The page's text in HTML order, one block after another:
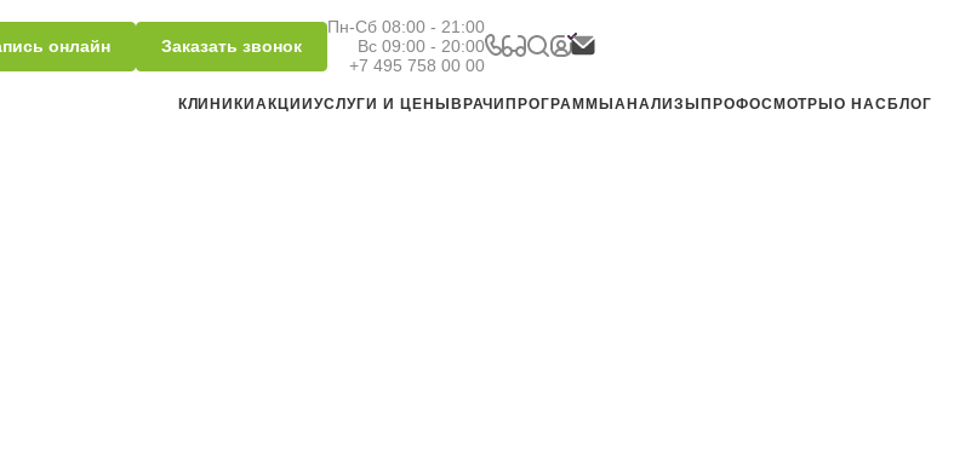
онлайн Заказать звонок
Пн-Сб 08:00 - 21:00
Вс 09:00 - 20:00
+7 495 758 00 00
КЛИНИКИАКЦИИУСЛУГИ И ЦЕНЫ ВРАЧИ ПРОГРАММЫАНАЛИЗЫ ПРОФОСМОТРЫО НАС БЛОГ